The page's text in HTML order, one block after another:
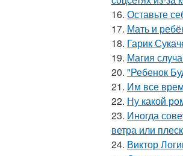
16. Оставьте
17. Мать и
18. Гарик
19. Магия
20. "Ребенок
21. Им все
22. Ну какой
23. Иногда
ветра или
24. Виктор